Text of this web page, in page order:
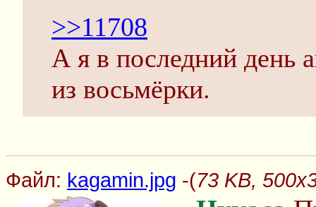
>>11708
А я в последний день
из восьмёрки.
Файл: kagamin.jpg -(73 KB,